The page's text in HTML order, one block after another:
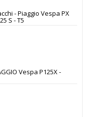
- Piaggio Vespa PX
S - T5
Vespa P125X -